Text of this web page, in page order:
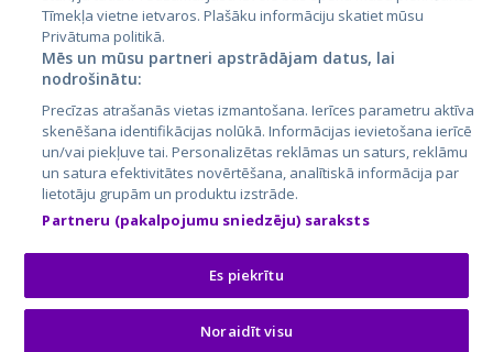
City24.lv
City24.ee
GetaPro.lv
GetaPro.ee
Skelbiu.lt
Autoplius.lt
Aruodas.lt
CVbankas.lt
Kainos.lt
Paslaugos.lt
auto24.ee
Osta.ee
KuldneBörs.ee
Tīmekļa vietne ietvaros. Plašāku informāciju skatiet mūsu
Privātuma politikā.
Mēs un mūsu partneri apstrādājam datus, lai
nodrošinātu:
Precīzas atrašanās vietas izmantošana. Ierīces parametru aktīva
skenēšana identifikācijas nolūkā. Informācijas ievietošana ierīcē
un/vai piekļuve tai. Personalizētas reklāmas un saturs, reklāmu
un satura efektivitātes novērtēšana, analītiskā informācija par
lietotāju grupām un produktu izstrāde.
Partneru (pakalpojumu sniedzēju) saraksts
Es piekrītu
Noraidīt visu